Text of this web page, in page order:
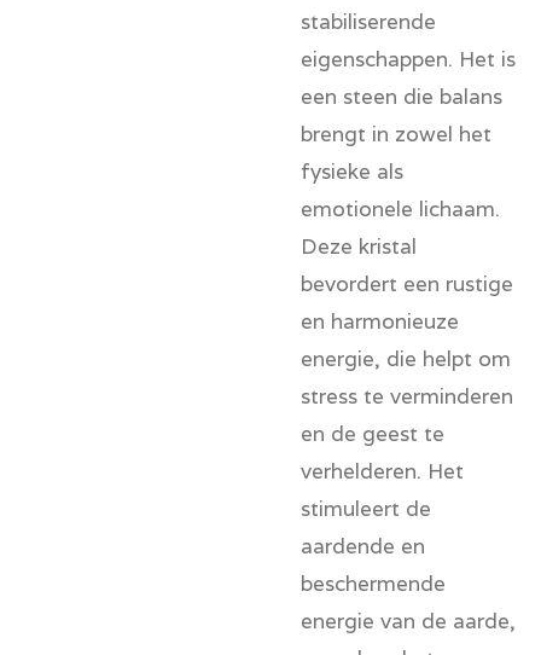
stabiliserende
eigenschappen. Het is
een steen die balans
brengt in zowel het
fysieke als
emotionele lichaam.
Deze kristal
bevordert een rustige
en harmonieuze
energie, die helpt om
stress te verminderen
en de geest te
verhelderen. Het
stimuleert de
aardende en
beschermende
energie van de aarde,